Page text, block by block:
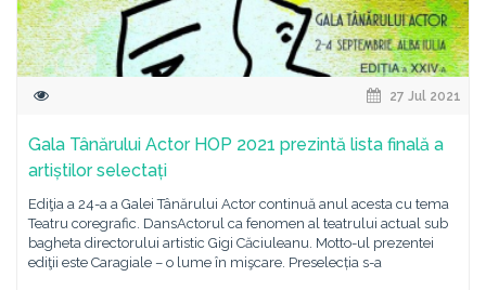
27 Jul 2021
Gala Tânărului Actor HOP 2021 prezintă lista finală a
artiștilor selectați
Ediţia a 24-a a Galei Tânărului Actor continuă anul acesta cu tema
Teatru coregrafic. DansActorul ca fenomen al teatrului actual sub
bagheta directorului artistic Gigi Căciuleanu. Motto-ul prezentei
ediţii este Caragiale – o lume în mişcare. Preselecția s-a